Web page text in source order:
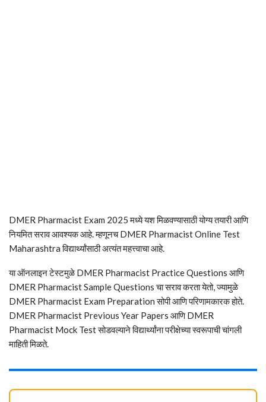
DMER Pharmacist Exam 2025 मध्ये यश मिळवण्यासाठी योग्य तयारी आणि
नियमित सराव आवश्यक आहे. म्हणूनच DMER Pharmacist Online Test
Maharashtra विद्यार्थ्यांसाठी अत्यंत महत्त्वाचा आहे.
या ऑनलाइन टेस्टमुळे DMER Pharmacist Practice Questions आणि
DMER Pharmacist Sample Questions चा सराव करता येतो, ज्यामुळे
DMER Pharmacist Exam Preparation सोपी आणि परिणामकारक होते.
DMER Pharmacist Previous Year Papers आणि DMER
Pharmacist Mock Test सोडवल्याने विद्यार्थ्यांना परीक्षेच्या स्वरूपाची चांगली
माहिती मिळते.